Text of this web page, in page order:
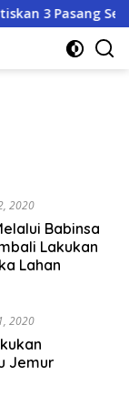
untuk
2020
Babinsa
Lakukan
Lahan
2020
Jemur